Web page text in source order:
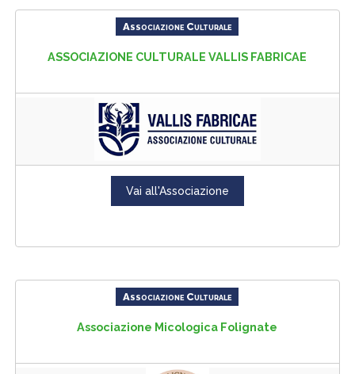
Associazione Culturale
ASSOCIAZIONE CULTURALE VALLIS FABRICAE
Vai all'Associazione
Associazione Culturale
Associazione Micologica Folignate